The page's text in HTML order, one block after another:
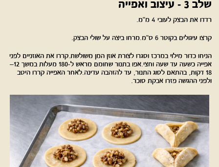
שלב 3 - עיצוב ואפייה
רדדו את הבצק לעובי 4 מ"מ.
קרצו עיגולים בקוטר 6 ס"מ.מרחו ביצה על שולי הבצק.
הניחו כדור מילוי במרכז וסגרו לצורת אוזן המן משולשת.קררו את האוזניים לפני
אפייה כשעה עד שעה וחצי.אפו בתנור שחומם מראש ל-180 מעלות במשך 12–
18 דקות, בהתאם לסוג התנור, עד להזהבה עדינה.לאחר האפייה קררו היטב
ולפני ההגשה פזרו אבקת סוכר.